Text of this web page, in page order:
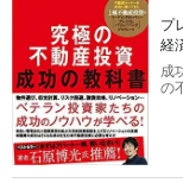
プ
経
成
の